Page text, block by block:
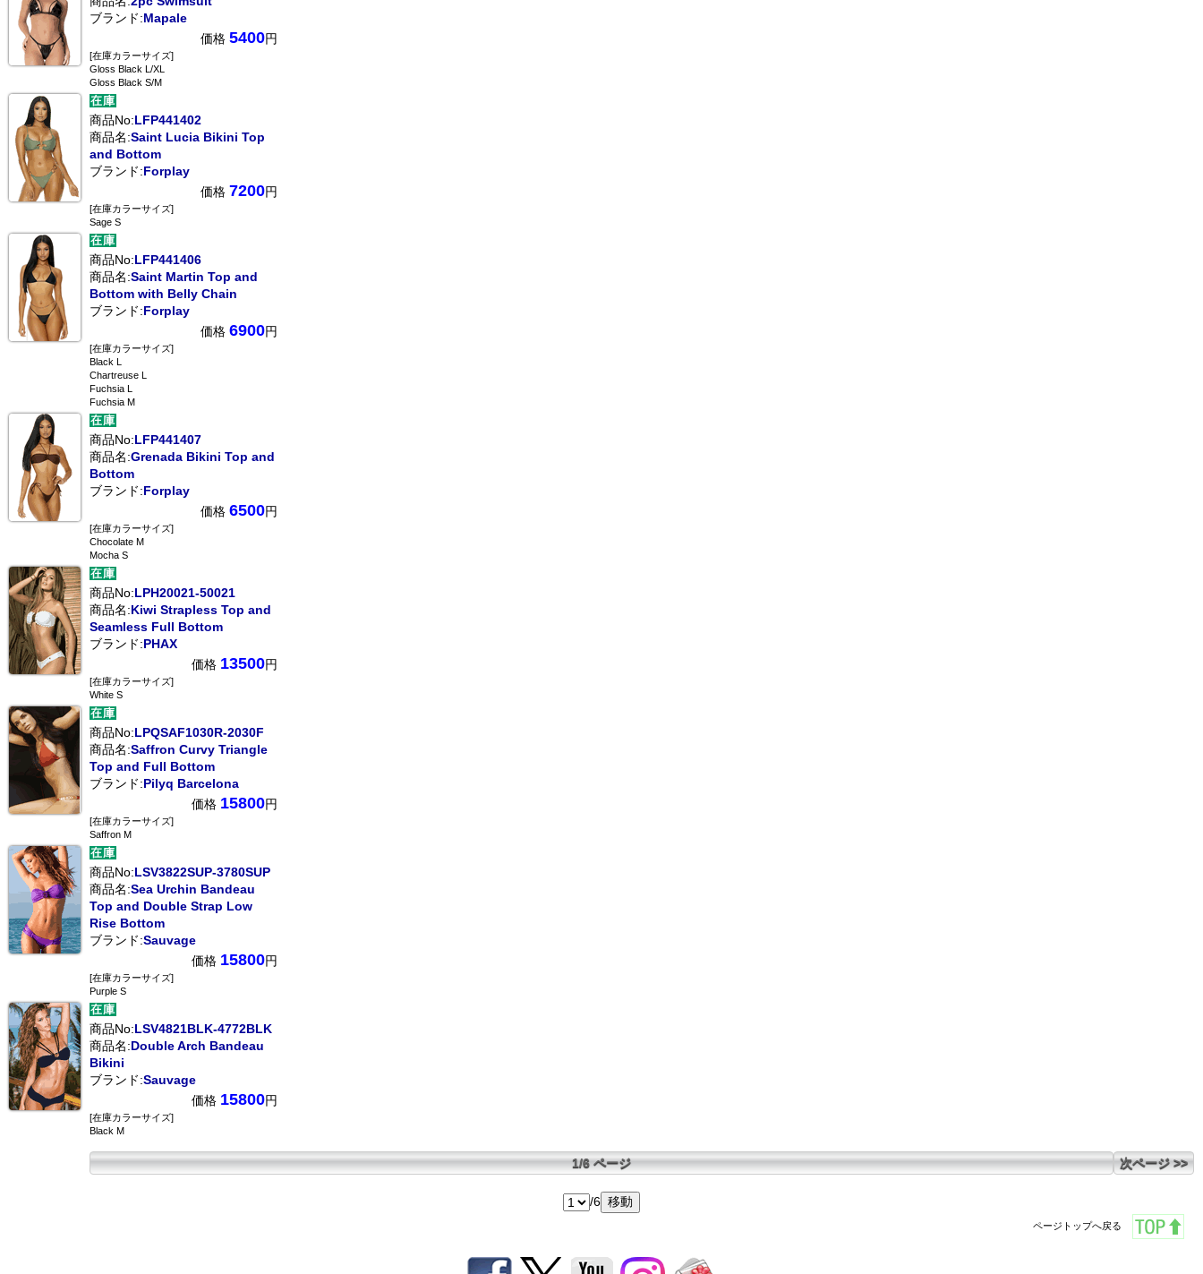
ブランド:Mapale
価格 5400円
[在庫カラーサイズ]
Gloss Black L/XL
Gloss Black S/M
商品No:LFP441402
商品名:Saint Lucia Bikini Top
and Bottom
ブランド:Forplay
価格 7200円
[在庫カラーサイズ]
Sage S
商品No:LFP441406
商品名:Saint Martin Top and
Bottom with Belly Chain
ブランド:Forplay
価格 6900円
[在庫カラーサイズ]
Black L
Chartreuse L
Fuchsia L
Fuchsia M
商品No:LFP441407
商品名:Grenada Bikini Top and
Bottom
ブランド:Forplay
価格 6500円
[在庫カラーサイズ]
Chocolate M
Mocha S
商品No:LPH20021-50021
商品名:Kiwi Strapless Top and
Seamless Full Bottom
ブランド:PHAX
価格 13500円
[在庫カラーサイズ]
White S
商品No:LPQSAF1030R-2030F
商品名:Saffron Curvy Triangle
Top and Full Bottom
ブランド:Pilyq Barcelona
価格 15800円
[在庫カラーサイズ]
Saffron M
商品No:LSV3822SUP-3780SUP
商品名:Sea Urchin Bandeau
Top and Double Strap Low
Rise Bottom
ブランド:Sauvage
価格 15800円
[在庫カラーサイズ]
Purple S
商品No:LSV4821BLK-4772BLK
商品名:Double Arch Bandeau
Bikini
ブランド:Sauvage
価格 15800円
[在庫カラーサイズ]
Black M
1/6 ページ 次ページ >>
/6
ページトップへ戻る